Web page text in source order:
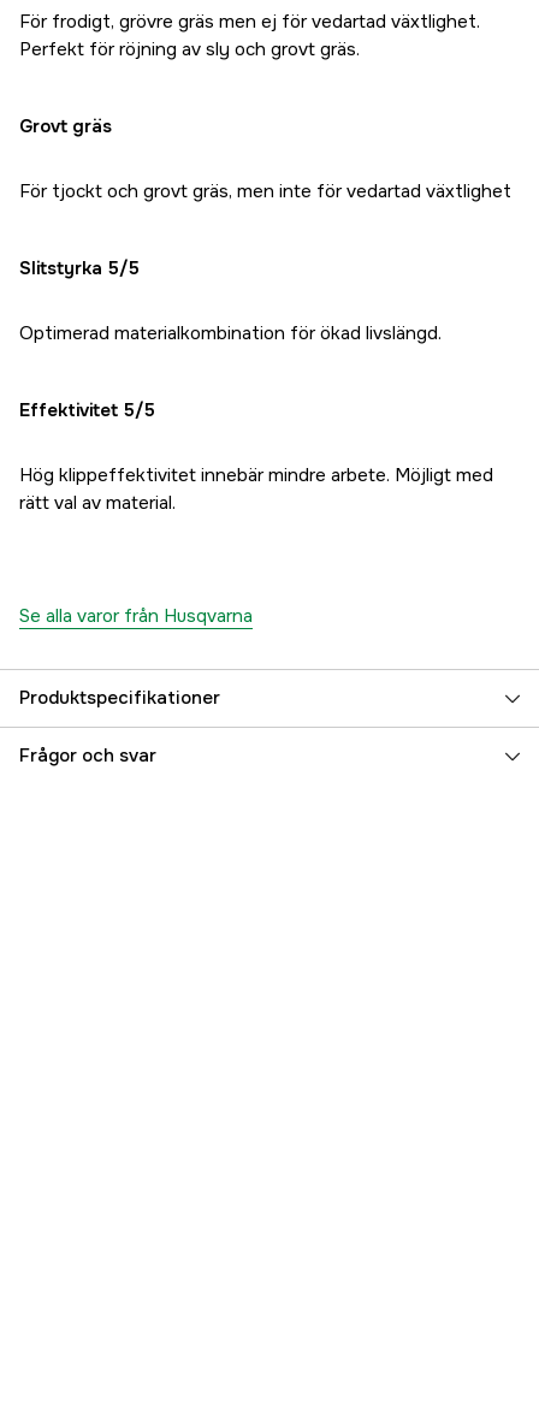
För frodigt, grövre gräs men ej för vedartad växtlighet.
Perfekt för röjning av sly och grovt gräs.
Grovt gräs
För tjockt och grovt gräs, men inte för vedartad växtlighet
Slitstyrka 5/5
Optimerad materialkombination för ökad livslängd.
Effektivitet 5/5
Hög klippeffektivitet innebär mindre arbete. Möjligt med
rätt val av material.
Se alla varor från Husqvarna
Produktspecifikationer
Global Garanti yes
Frågor och svar